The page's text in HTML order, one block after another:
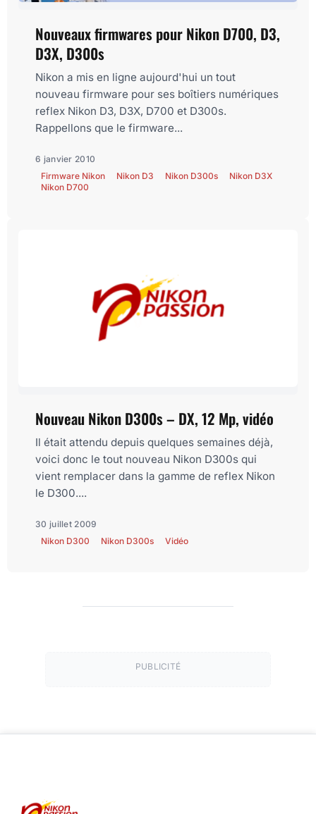
Nouveaux firmwares pour Nikon D700, D3,
D3X, D300s
Nikon a mis en ligne aujourd'hui un tout
nouveau firmware pour ses boîtiers numériques
reflex Nikon D3, D3X, D700 et D300s.
Rappellons que le firmware...
6 janvier 2010
Firmware Nikon
Nikon D3 Nikon D300s
Nikon D3X
Nikon D700
Nouveau Nikon D300s – DX, 12 Mp, vidéo
Il était attendu depuis quelques semaines déjà,
voici donc le tout nouveau Nikon D300s qui
vient remplacer dans la gamme de reflex Nikon
le D300....
30 juillet 2009
Nikon D300
Nikon D300s Vidéo
PUBLICITÉ